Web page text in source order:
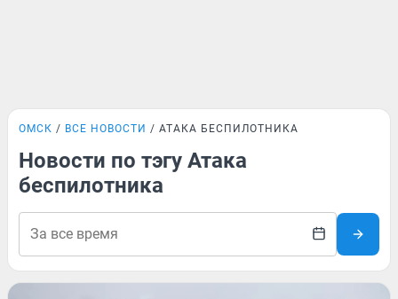
ОМСК ВСЕ НОВОСТИ АТАКА БЕСПИЛОТНИКА
Новости по тэгу Атака
беспилотника